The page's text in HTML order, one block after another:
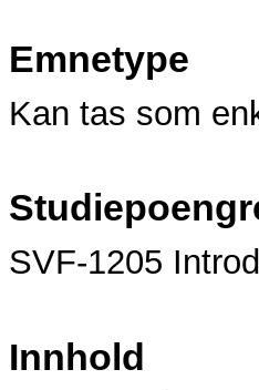
Emnetype
Kan tas som
SVF-1205
Innhold